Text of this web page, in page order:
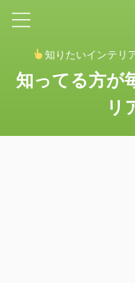
知りたいインテリ
知ってる方が
リ